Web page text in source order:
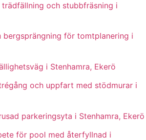
och stubbfräsning i
bergsprängning för tomtplanering i
i Stenhamra, Ekerö
och uppfart med stödmurar i
parkeringsyta i Stenhamra, Ekerö
för pool med återfyllnad i